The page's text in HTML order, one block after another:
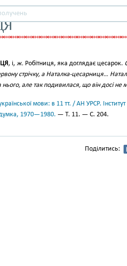
, і, ж. Робітниця, яка доглядає цесарок.
стрічку, а Наталка-цесарниця…
нього, але так подивилася, що він досі не
мови: в 11 тт. / АН УРСР.
1970—1980. — Т. 11. — С. 204.
Поділитись: